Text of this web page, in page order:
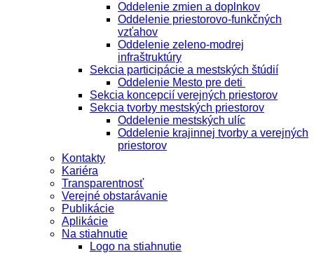
Oddelenie zmien a doplnkov
Oddelenie priestorovo-funkčných
vzťahov
Oddelenie zeleno-modrej
infraštruktúry
Sekcia participácie a mestských štúdií
Oddelenie Mesto pre deti
Sekcia koncepcií verejných priestorov
Sekcia tvorby mestských priestorov
Oddelenie mestských ulíc
Oddelenie krajinnej tvorby a verejných
priestorov
Kontakty
Kariéra
Transparentnosť
Verejné obstarávanie
Publikácie
Aplikácie
Na stiahnutie
Logo na stiahnutie